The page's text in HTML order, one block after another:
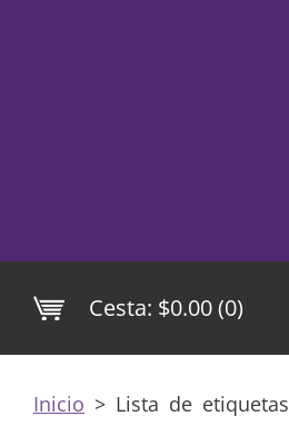
Cesta: $0.00 (0)
Inicio > Lista de etiquetas